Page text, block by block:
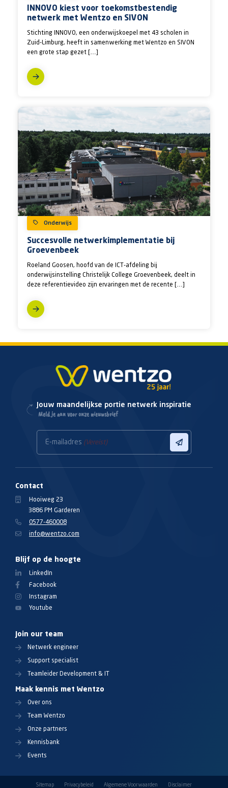
INNOVO kiest voor toekomstbestendig
netwerk met Wentzo en SIVON
Stichting INNOVO, een onderwijskoepel met 43 scholen in
Zuid-Limburg, heeft in samenwerking met Wentzo en SIVON
een grote stap gezet […]
Onderwijs
Succesvolle netwerkimplementatie bij
Groevenbeek
Roeland Goosen, hoofd van de ICT-afdeling bij
onderwijsinstelling Christelijk College Groevenbeek, deelt in
deze referentievideo zijn ervaringen met de recente […]
Jouw maandelijkse portie netwerk inspiratie
Meld je aan voor onze nieuwsbrief
E-mailadres (Vereist)
Contact
Hooiweg 23
3886 PM Garderen
0577-460008
info@wentzo.com
Blijf op de hoogte
LinkedIn
Facebook
Instagram
Youtube
Join our team
Netwerk engineer
Support specialist
Teamleider Development & IT
Maak kennis met Wentzo
Over ons
Team Wentzo
Onze partners
Kennisbank
Events
Sitemap Privacybeleid Algemene Voorwaarden Disclaimer